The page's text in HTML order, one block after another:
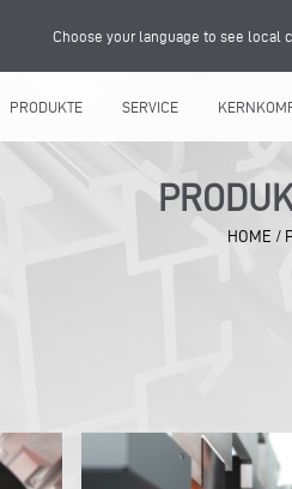
Choose your language to see local
PRODUKTE SERVICE
HOME /